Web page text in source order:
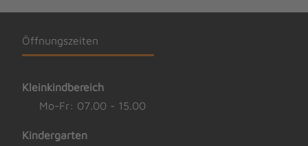
Öffnungszeiten
Kleinkindbereich
Mo-Fr: 07.00 - 15.00
Kindergarten